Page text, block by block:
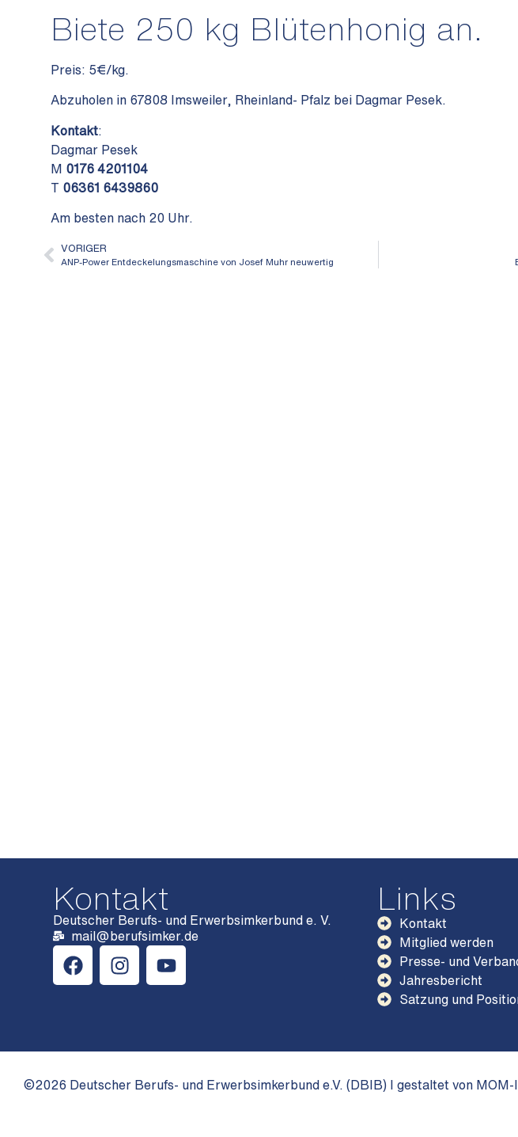
Biete 250 kg Blütenhonig an.
Preis: 5€/kg.
Abzuholen in 67808 Imsweiler, Rheinland- Pfalz bei Dagmar Pesek.
Kontakt:
Dagmar Pesek
M 0176 4201104
T 06361 6439860
Am besten nach 20 Uhr.
VORIGER
ANP-Power Entdeckelungsmaschine von Josef Muhr neuwertig
Kontakt
Deutscher Berufs- und Erwerbsimkerbund e. V.
mail@berufsimker.de
Links
Kontakt
Mitglied werden
Presse- und
Jahresbericht
Satzung und
©2026 Deutscher Berufs- und Erwerbsimkerbund e.V. (DBIB) I gestaltet von MOM-